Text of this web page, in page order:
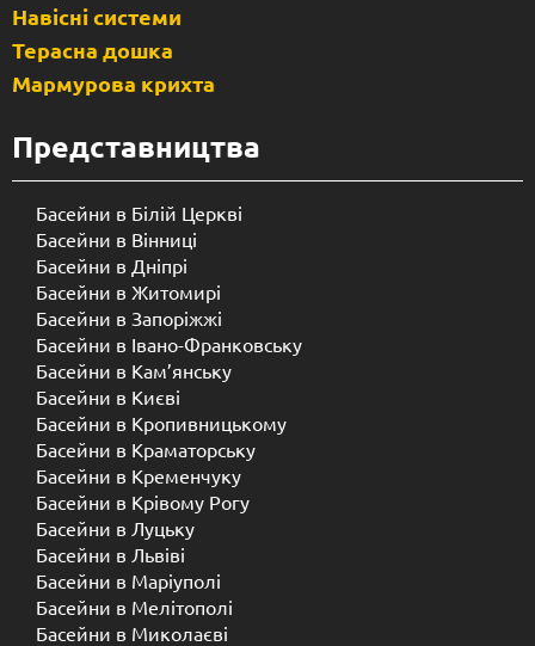
Навісні системи
Терасна дошка
Мармурова крихта
Представництва
Басейни в Білій Церкві
Басейни в Вінниці
Басейни в Дніпрі
Басейни в Житомирі
Басейни в Запоріжжі
Басейни в Івано-Франковську
Басейни в Кам’янську
Басейни в Києві
Басейни в Кропивницькому
Басейни в Краматорську
Басейни в Кременчуку
Басейни в Крівому Рогу
Басейни в Луцьку
Басейни в Львіві
Басейни в Маріуполі
Басейни в Мелітополі
Басейни в Миколаєві